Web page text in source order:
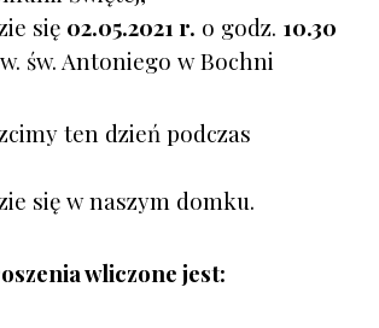
się 02.05.2021 r. o godz. 10.30
św. Antoniego w Bochni
ten dzień podczas
się w naszym domku.
wliczone jest: